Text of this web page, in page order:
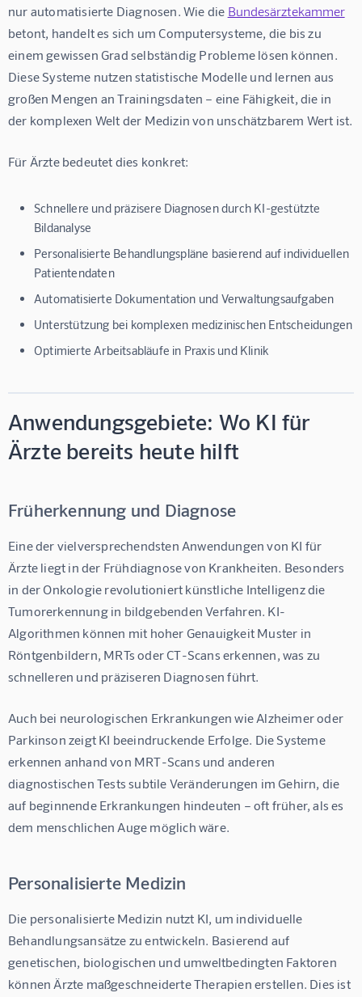
nur automatisierte Diagnosen. Wie die Bundesärztekammer
betont, handelt es sich um Computersysteme, die bis zu
einem gewissen Grad selbständig Probleme lösen können.
Diese Systeme nutzen statistische Modelle und lernen aus
großen Mengen an Trainingsdaten – eine Fähigkeit, die in
der komplexen Welt der Medizin von unschätzbarem Wert ist.
Für Ärzte bedeutet dies konkret:
Schnellere und präzisere Diagnosen durch KI-gestützte
Bildanalyse
Personalisierte Behandlungspläne basierend auf individuellen
Patientendaten
Automatisierte Dokumentation und Verwaltungsaufgaben
Unterstützung bei komplexen medizinischen Entscheidungen
Optimierte Arbeitsabläufe in Praxis und Klinik
Anwendungsgebiete: Wo KI für
Ärzte bereits heute hilft
Früherkennung und Diagnose
Eine der vielversprechendsten Anwendungen von KI für
Ärzte liegt in der Frühdiagnose von Krankheiten. Besonders
in der Onkologie revolutioniert künstliche Intelligenz die
Tumorerkennung in bildgebenden Verfahren. KI-
Algorithmen können mit hoher Genauigkeit Muster in
Röntgenbildern, MRTs oder CT-Scans erkennen, was zu
schnelleren und präziseren Diagnosen führt.
Auch bei neurologischen Erkrankungen wie Alzheimer oder
Parkinson zeigt KI beeindruckende Erfolge. Die Systeme
erkennen anhand von MRT-Scans und anderen
diagnostischen Tests subtile Veränderungen im Gehirn, die
auf beginnende Erkrankungen hindeuten – oft früher, als es
dem menschlichen Auge möglich wäre.
Personalisierte Medizin
Die personalisierte Medizin nutzt KI, um individuelle
Behandlungsansätze zu entwickeln. Basierend auf
genetischen, biologischen und umweltbedingten Faktoren
können Ärzte maßgeschneiderte Therapien erstellen. Dies ist